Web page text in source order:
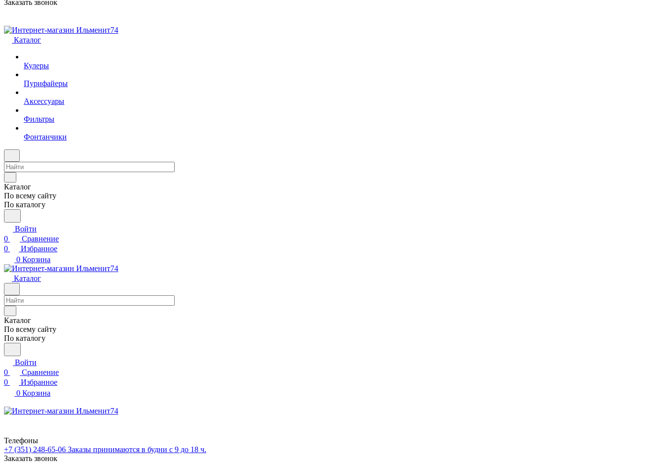
Заказать звонок
Каталог
Кулеры
Пурифайеры
Аксессуары
Фильтры
Фонтанчики
Каталог
По всему сайту
По каталогу
Войти
0
Сравнение
0
Избранное
0 Корзина
Каталог
Каталог
По всему сайту
По каталогу
Войти
0
Сравнение
0
Избранное
0 Корзина
Телефоны
+7 (351) 248-65-06 Заказы принимаются в будни с 9 до 18 ч.
Заказать звонок